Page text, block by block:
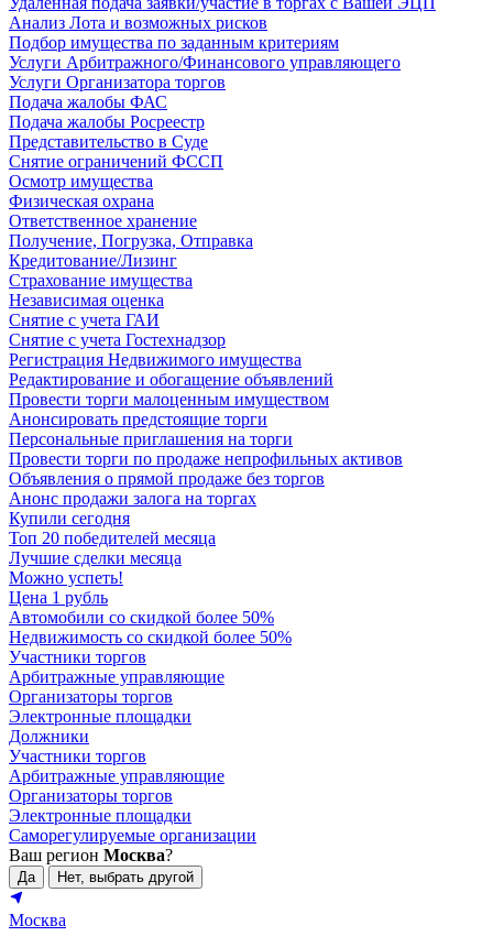
Анализ Лота и возможных рисков
Подбор имущества по заданным критериям
Услуги Арбитражного/Финансового управляющего
Услуги Организатора торгов
Подача жалобы ФАС
Подача жалобы Росреестр
Представительство в Суде
Снятие ограничений ФССП
Осмотр имущества
Физическая охрана
Ответственное хранение
Получение, Погрузка, Отправка
Кредитование/Лизинг
Страхование имущества
Независимая оценка
Снятие с учета ГАИ
Снятие с учета Гостехнадзор
Регистрация Недвижимого имущества
Редактирование и обогащение объявлений
Провести торги малоценным имуществом
Анонсировать предстоящие торги
Персональные приглашения на торги
Провести торги по продаже непрофильных активов
Объявления о прямой продаже без торгов
Анонс продажи залога на торгах
Купили сегодня
Топ 20 победителей месяца
Лучшие сделки месяца
Можно успеть!
Цена 1 рубль
Автомобили со скидкой более 50%
Недвижимость со скидкой более 50%
Участники торгов
Арбитражные управляющие
Организаторы торгов
Электронные площадки
Должники
Участники торгов
Арбитражные управляющие
Организаторы торгов
Электронные площадки
Саморегулируемые организации
Ваш регион Москва?
Да Нет, выбрать другой
Москва